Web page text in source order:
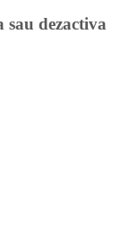
dezactiva